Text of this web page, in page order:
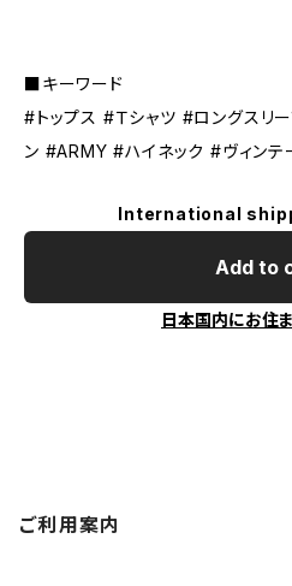
■キーワード
#トップス #Ｔシャツ #ロングスリ
ン #ARMY #ハイネック #ヴィン
International
Add to
日本国内にお住
ご利用案内